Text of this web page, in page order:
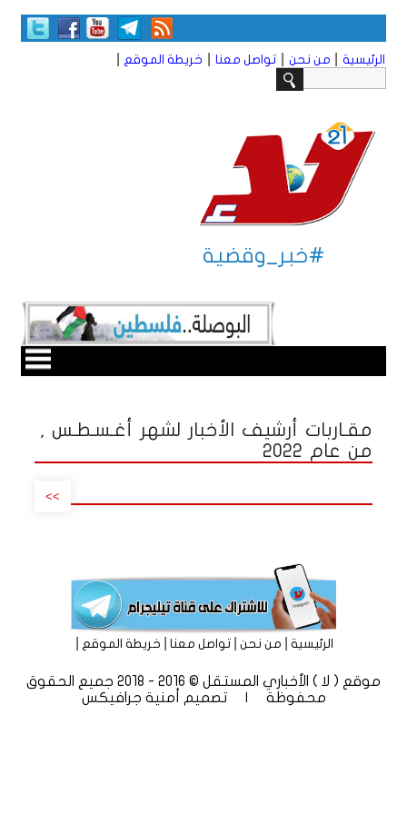
الرئيسية من نحن تواصل معنا خريطة الموقع
#خبر_وقضية
مقـاربات أرشيف الأخبار لشهر أغـسـطـس ,
من عام 2022
>>
الرئيسية|من نحن|تواصل معنا|خريطة الموقع
موقع ( لا ) الأخباري المستقل © 2016 - 2018 جميع الحقوق
محفوظة | تصميم
أمنية جرافيكس